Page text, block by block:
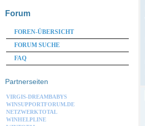
Forum
FOREN-ÜBERSICHT
FORUM SUCHE
FAQ
Partnerseiten
VIRGIS-DREAMBABYS
WINSUPPORTFORUM.DE
NETZWERKTOTAL
WINHELPLINE